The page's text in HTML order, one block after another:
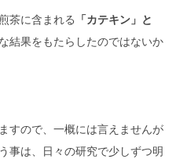
茶に含まれる
「カテキン」と
結果をもたらしたのではないか
すので、一概には言えませんが
事は、日々の研究で少しずつ明